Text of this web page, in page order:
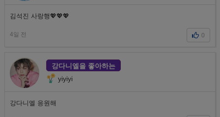
김석진 사랑행💖💖💖
4일 전 0
강다니엘을 좋아하는
yiyiyi
강다니엘 응원해